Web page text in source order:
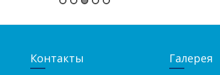
Контакты Галерея